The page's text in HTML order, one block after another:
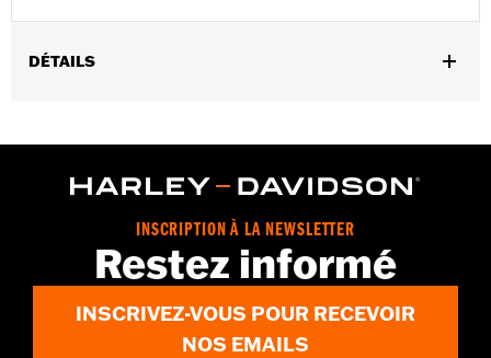
DÉTAILS
Dans la boîte: Lien de fixation du support moteur uniquement
INSCRIPTION À LA NEWSLETTER
Restez informé
INSCRIVEZ-VOUS POUR RECEVOIR
NOS EMAILS